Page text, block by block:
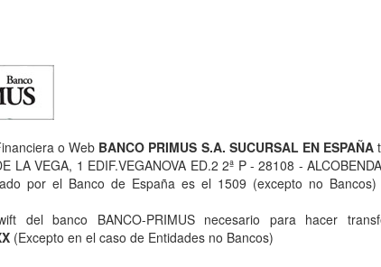
o Web BANCO PRIMUS S.A. SUCURSAL EN ESPAÑA
LA VEGA, 1 EDIF.VEGANOVA ED.2 2ª P - 28108 -
por el Banco de España es el 1509 (excepto no
del banco BANCO-PRIMUS necesario para hacer
(Excepto en el caso de Entidades no Bancos)